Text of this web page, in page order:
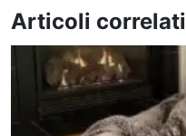
Articoli correlati